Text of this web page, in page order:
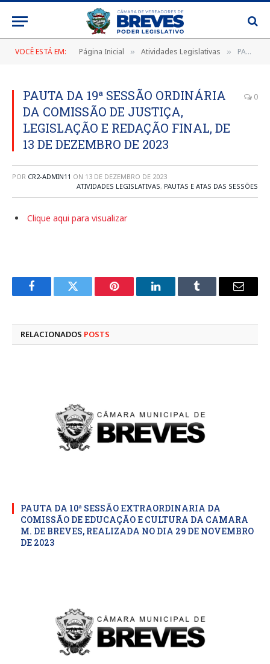
VOCÊ ESTÁ EM: Página Inicial » Atividades Legislativas » PAUTA DA 19ª SESSÃO ORDINÁRIA DA COMISSÃO DE JUSTIÇA, LEGISLAÇÃO E REDAÇÃO FINAL, DE 13 DE DEZEMBRO DE 2023
PAUTA DA 19ª SESSÃO ORDINÁRIA
DA COMISSÃO DE JUSTIÇA,
LEGISLAÇÃO E REDAÇÃO FINAL, DE
13 DE DEZEMBRO DE 2023
0
POR CR2-ADMIN11 ON 13 DE DEZEMBRO DE 2023
ATIVIDADES LEGISLATIVAS, PAUTAS E ATAS DAS SESSÕES
Clique aqui para visualizar
FacebookTwitter Pinterest LinkedInTumblr
E-
RELACIONADOS POSTS
PAUTA DA 10ª SESSÃO EXTRAORDINARIA DA
COMISSÃO DE EDUCAÇÃO E CULTURA DA CAMARA
M. DE BREVES, REALIZADA NO DIA 29 DE NOVEMBRO
DE 2023